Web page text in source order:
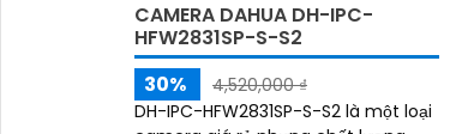
CAMERA DAHUA DH-IPC-
HFW2831SP-S-S2
30%
4,520,000 ₫
DH-IPC-HFW2831SP-S-S2 là một loại